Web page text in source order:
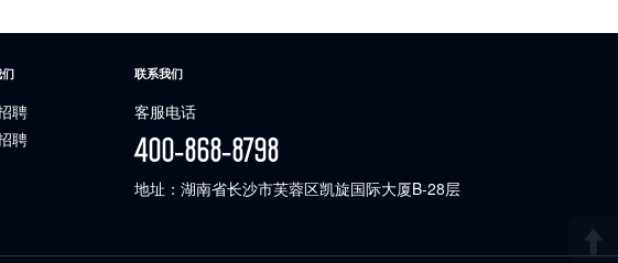
聘
聘
联系我们
客服电话
400-868-8798
地址：湖南省长沙市芙蓉区凯旋国际大厦B-28层